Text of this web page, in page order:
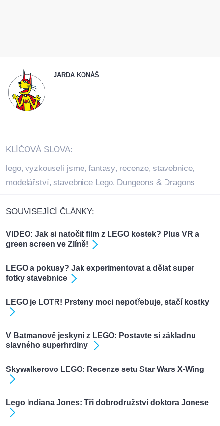
JARDA KONÁŠ
KLÍČOVÁ SLOVA:
lego, vyzkouseli jsme, fantasy, recenze, stavebnice,
modelářství, stavebnice Lego, Dungeons & Dragons
SOUVISEJÍCÍ ČLÁNKY:
VIDEO: Jak si natočit film z LEGO kostek? Plus VR a
green screen ve Zlíně!
LEGO a pokusy? Jak experimentovat a dělat super
fotky stavebnice
LEGO je LOTR! Prsteny moci nepotřebuje, stačí kostky
V Batmanově jeskyni z LEGO: Postavte si základnu
slavného superhrdiny
Skywalkerovo LEGO: Recenze setu Star Wars X-Wing
Lego Indiana Jones: Tři dobrodružství doktora Jonese